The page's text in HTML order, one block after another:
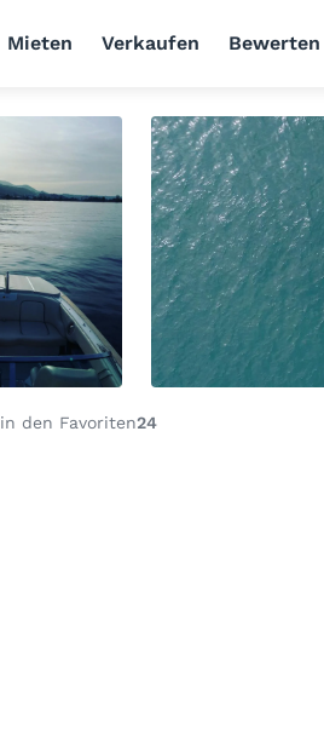
Mieten Verkaufen Bewerten
in den Favoriten24